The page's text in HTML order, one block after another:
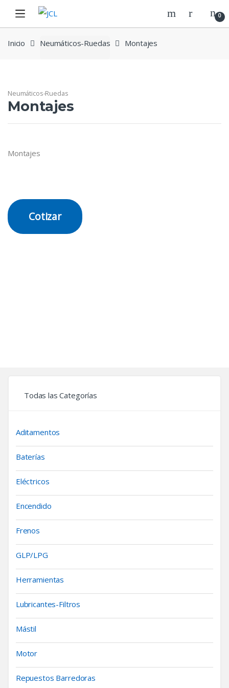
0
Inicio Neumáticos-Ruedas Montajes
Neumáticos-Ruedas
Montajes
Montajes
Cotizar
Todas las Categorías
Aditamentos
Baterías
Eléctricos
Encendido
Frenos
GLP/LPG
Herramientas
Lubricantes-Filtros
Mástil
Motor
Repuestos Barredoras